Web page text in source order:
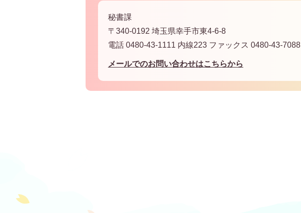
秘書課
〒340-0192 埼玉県幸手市東4-6-8
電話 0480-43-1111 内線223 ファックス 0480-43-7088
メールでのお問い合わせはこちらから